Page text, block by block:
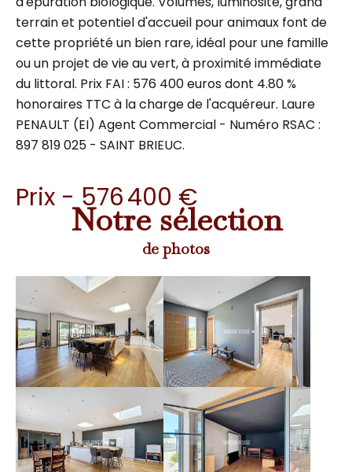
terrain et potentiel d'accueil pour animaux font de
cette propriété un bien rare, idéal pour une famille
ou un projet de vie au vert, à proximité immédiate
du littoral. Prix FAI : 576 400 euros dont 4.80 %
honoraires TTC à la charge de l'acquéreur. Laure
PENAULT (EI) Agent Commercial - Numéro RSAC :
897 819 025 - SAINT BRIEUC.
Prix - 576 400 €
Notre sélection
de photos